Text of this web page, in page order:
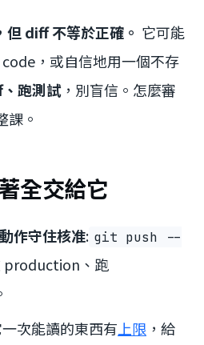
diff 不等於正確。 它可能
，或自信地用一個不存
跑測試，別盲信。怎麼審
課。
全交給它
作守住核准: git push --
production、跑
次能讀的東西有 上限 ，給